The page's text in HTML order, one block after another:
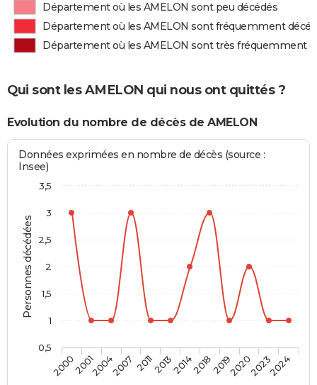
Département où les AMELON sont peu décédés
Département où les AMELON sont fréquemment
Département où les AMELON sont très fréquemment
Qui sont les AMELON qui nous ont quittés ?
Evolution du nombre de décès de AMELON
Personnes décédées
Données exprimées en nombre de décès (source :
Insee)
2000200120042007 20112013201420182019202020232024
0,5
1
1,5
2
2,5
3
3,5